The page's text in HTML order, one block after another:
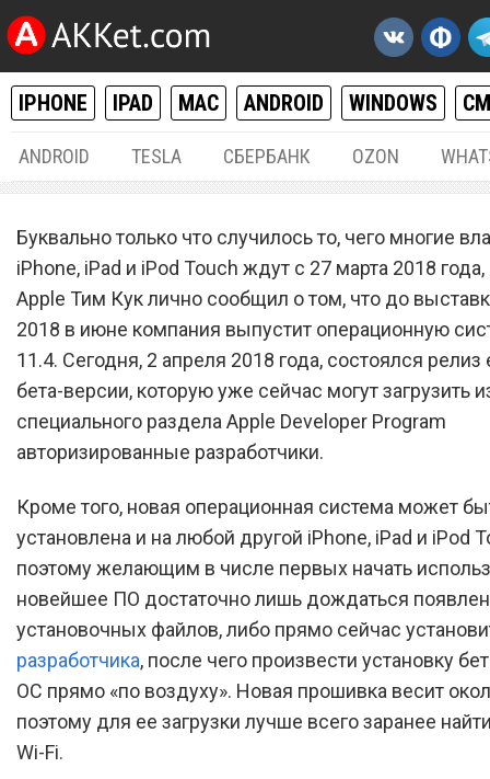
IPHONE IPAD MAC ANDROID WINDOWS
ANDROID TESLA СБЕРБАНК OZON
Apple выпустила iOS 11.4
для iPhone и iPad, добавив
поддержку AirPlay 2 и
возможности
Буквально только что случилось то, чего многие
iPhone, iPad и iPod Touch ждут с 27 марта 2018 года,
Apple Тим Кук лично сообщил о том, что до
2018 в июне компания выпустит операционную
11.4. Сегодня, 2 апреля 2018 года, состоялся релиз
бета-версии, которую уже сейчас могут загрузить
специального раздела Apple Developer Program
авторизированные разработчики.
Кроме того, новая операционная система может
установлена и на любой другой iPhone, iPad и iPod
поэтому желающим в числе первых начать
новейшее ПО достаточно лишь дождаться
установочных файлов, либо прямо сейчас
разработчика, после чего произвести установку
ОС прямо «по воздуху». Новая прошивка весит
поэтому для ее загрузки лучше всего заранее
Wi-Fi.